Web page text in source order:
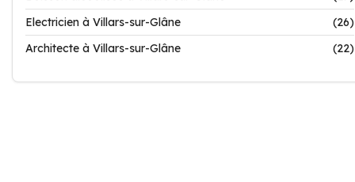
Electricien à Villars-sur-Glâne
(26)
Architecte à Villars-sur-Glâne
(22)